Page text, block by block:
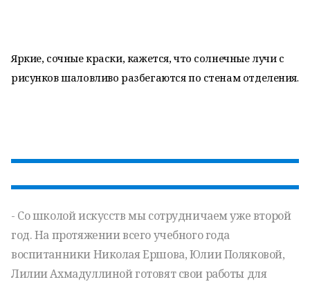
Яркие, сочные краски, кажется, что солнечные лучи с
рисунков шаловливо разбегаются по стенам отделения.
- Со школой искусств мы сотрудничаем уже второй
год. На протяжении всего учебного года
воспитанники Николая Ершова, Юлии Поляковой,
Лилии Ахмадуллиной готовят свои работы для